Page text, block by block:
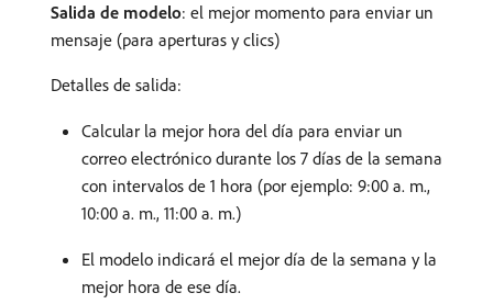
Salida de modelo: el mejor momento para enviar un
mensaje (para aperturas y clics)
Detalles de salida:
Calcular la mejor hora del día para enviar un
correo electrónico durante los 7 días de la semana
con intervalos de 1 hora (por ejemplo: 9:00 a. m.,
10:00 a. m., 11:00 a. m.)
El modelo indicará el mejor día de la semana y la
mejor hora de ese día.